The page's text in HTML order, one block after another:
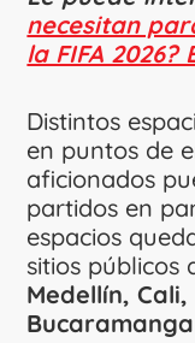
necesitan
la FIFA 2026?
Distintos
en puntos de
aficionados
partidos en
espacios
sitios públicos
Medellín,